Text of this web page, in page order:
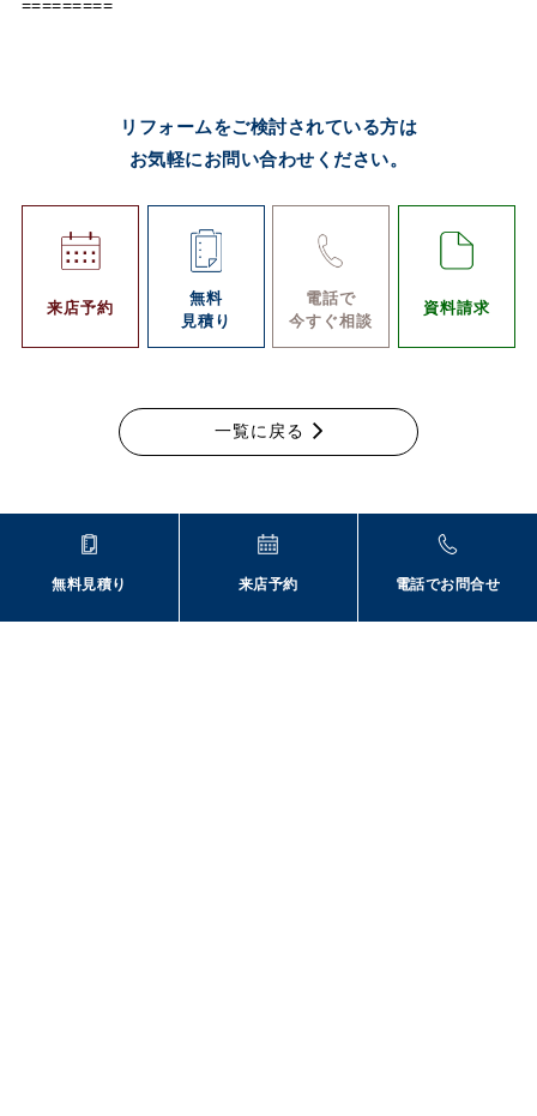
=========
リフォームをご検討されている方は
お気軽にお問い合わせください。
来店予約
無料
見積り
電話で
今すぐ相談
資料請求
一覧に戻る
無料見積り 来店予約 電話でお問合せ
株式会社嶋澤啓工務店